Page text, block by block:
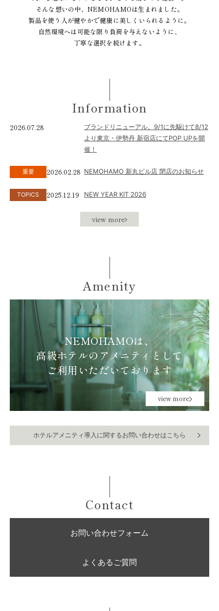
そんな想いの中、NEMOHAMOは生まれました。
製品を使う人が健やかで健康に美しくいられるように。
自然環境へは可能な限り負荷を与えないように、
丁寧な選択を続けます。
Information
2026.07.28
ブランドリニューアル。9/1に先駆けて8/12
より東京・伊勢丹 新宿店にてPOP UPを開
催！
重要 2026.02.28 NEMOHAMO 新丸ビル店 閉店のお知らせ
TOPICS 2025.12.19 NEW YEAR KIT 2026
view more
Amenity
NEMOHAMOは、
高級ホテルの アメニティとして
ご利用いただいております
view more
ホテルアメニティ導入に関するお問い合わせはこちら
Contact
お問い合わせフォーム
よくあるご質問